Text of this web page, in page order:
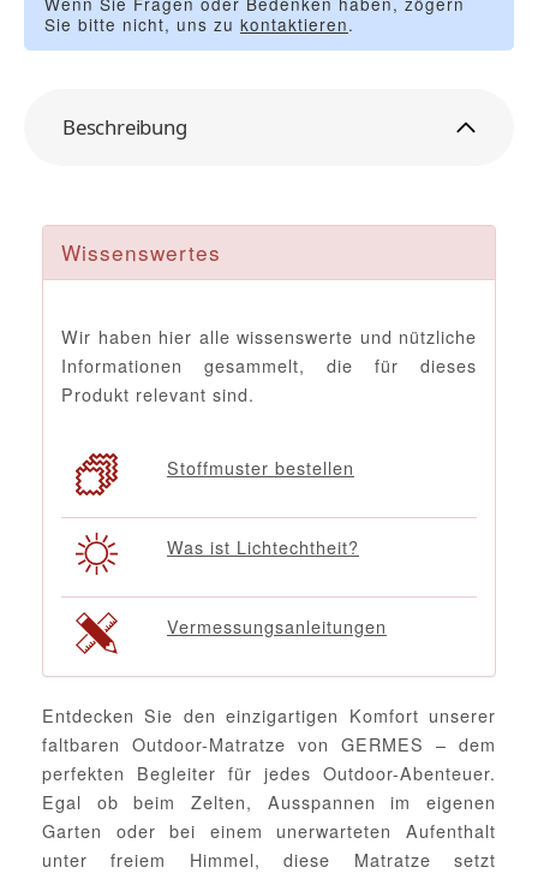
Sie bitte nicht, uns zu kontaktieren.
Beschreibung
Wissenswertes
Wir haben hier alle wissenswerte und nützliche
Informationen gesammelt, die für dieses
Produkt relevant sind.
Stoffmuster bestellen
Was ist Lichtechtheit?
Vermessungsanleitungen
Entdecken Sie den einzigartigen Komfort unserer
faltbaren Outdoor-Matratze von GERMES – dem
perfekten Begleiter für jedes Outdoor-Abenteuer.
Egal ob beim Zelten, Ausspannen im eigenen
Garten oder bei einem unerwarteten Aufenthalt
unter freiem Himmel, diese Matratze setzt